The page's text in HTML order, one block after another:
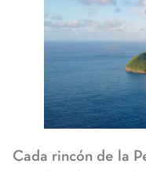
Cada rincón de la